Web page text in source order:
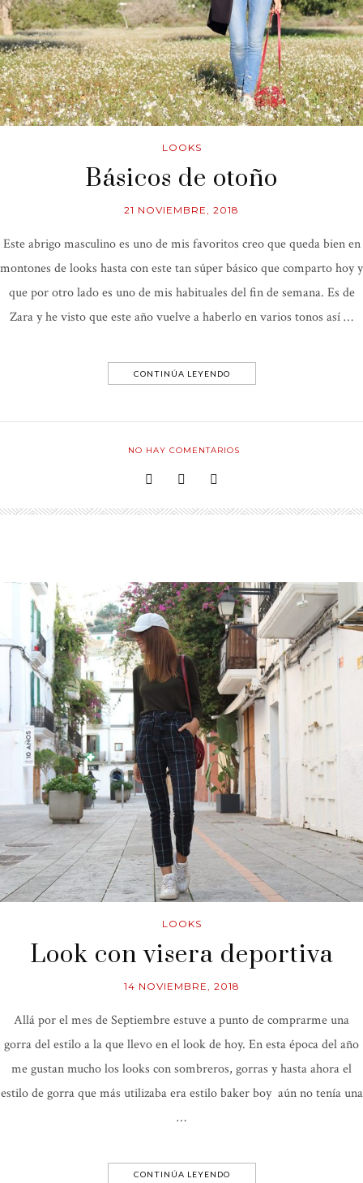
LOOKS
Básicos de otoño
21 NOVIEMBRE, 2018
Este abrigo masculino es uno de mis favoritos creo que queda bien en
montones de looks hasta con este tan súper básico que comparto hoy y
que por otro lado es uno de mis habituales del fin de semana. Es de
Zara y he visto que este año vuelve a haberlo en varios tonos así …
CONTINÚA LEYENDO
NO HAY COMENTARIOS
LOOKS
Look con visera deportiva
14 NOVIEMBRE, 2018
Allá por el mes de Septiembre estuve a punto de comprarme una
gorra del estilo a la que llevo en el look de hoy. En esta época del año
me gustan mucho los looks con sombreros, gorras y hasta ahora el
estilo de gorra que más utilizaba era estilo baker boy aún no tenía una
…
CONTINÚA LEYENDO